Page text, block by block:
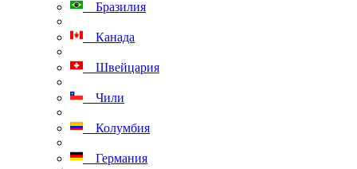
Бразилия
Канада
Швейцария
Чили
Колумбия
Германия